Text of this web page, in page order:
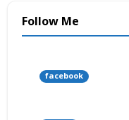
Follow Me
facebook